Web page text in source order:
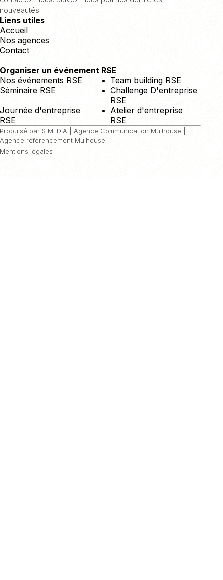
nouveautés.
Liens utiles
Accueil
Nos agences
Contact
Organiser un événement RSE
Nos événements RSE
Team building RSE
Séminaire RSE
Challenge D'entreprise
RSE
Journée d'entreprise
RSE
Atelier d'entreprise
RSE
Propulsé par S MEDIA | Agence Communication Mulhouse
Agence référencement Mulhouse
Mentions légales